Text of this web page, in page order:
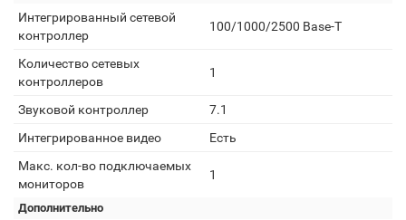
Интегрированный сетевой
контроллер
100/1000/2500 Base-T
Количество сетевых
контроллеров
1
Звуковой контроллер
7.1
Интегрированное видео
Есть
Макс. кол-во подключаемых
мониторов
1
Дополнительно